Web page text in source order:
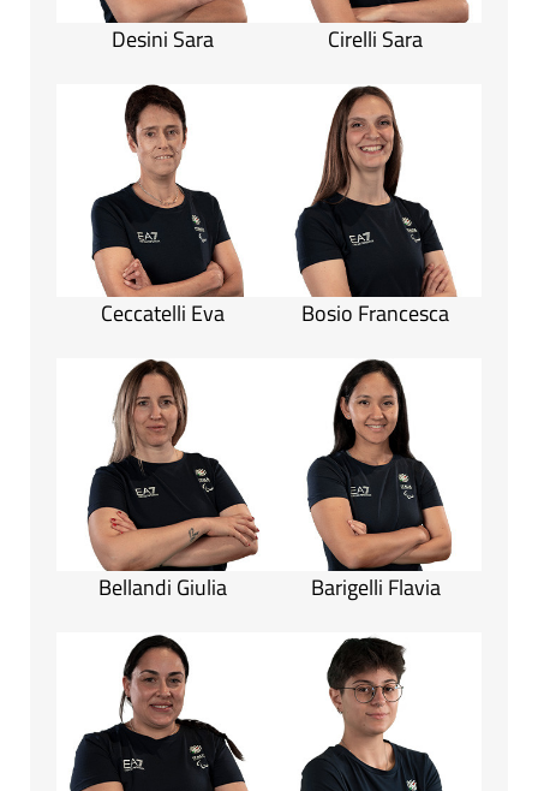
Desini Sara Cirelli Sara
Ceccatelli Eva Bosio Francesca
Bellandi Giulia Barigelli Flavia